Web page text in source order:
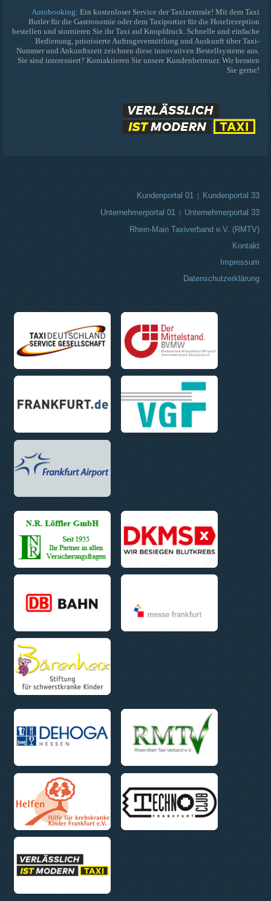
Autobooking: Ein kostenloser Service der Taxizentrale! Mit dem Taxi
Butler für die Gastronomie oder dem Taxiportier für die Hotelrezeption
bestellen und stornieren Sie ihr Taxi auf Knopfdruck. Schnelle und einfache
Bedienung, priorisierte Auftragsvermittlung und Auskunft über Taxi-
Nummer und Ankunftszeit zeichnen diese innovativen Bestellsysteme aus.
Sie sind interessiert? Kontaktieren Sie unsere Kundenbetreuer. Wir beraten
Sie gerne!
Kundenportal 01 | Kundenportal 33
Unternehmerportal 01 | Unternehmerportal 33
Rhein-Main Taxiverband e.V. (RMTV)
Kontakt
Impressum
Datenschutzerklärung